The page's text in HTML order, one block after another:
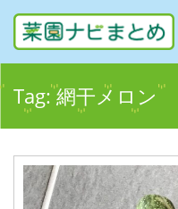
Tag:網干メロン